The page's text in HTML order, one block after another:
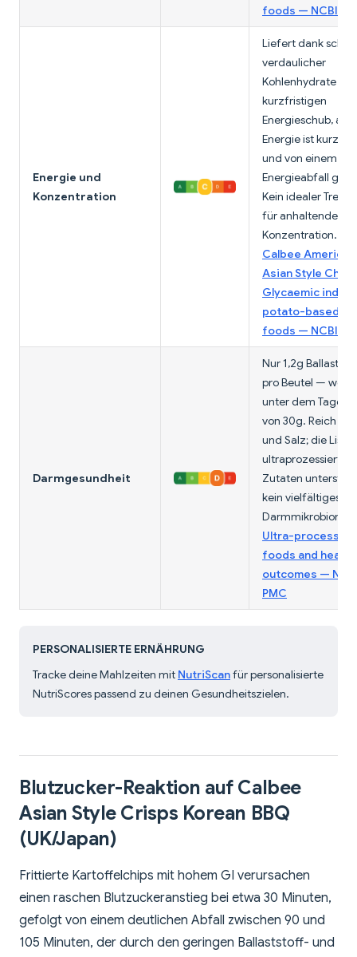
foods — NCBI
Energie und
Konzentration
Liefert dank
verdaulicher
Kohlenhydrate
kurzfristigen
Energieschub,
Energie ist
und von einem
Energieabfall
Kein idealer
für anhaltende
Konzentration.
Calbee America
Asian Style Chips
Glycaemic index
potato-based
foods — NCBI
Darmgesundheit
Nur 1,2g
pro Beutel — weit
unter dem
von 30g. Reich an
und Salz; die Liste
ultraprozessierter
Zutaten
kein vielfältiges
Darmmikrobiom.
Ultra-processed
foods and health
outcomes —
PMC
PERSONALISIERTE ERNÄHRUNG
Tracke deine Mahlzeiten mit NutriScanfür personalisierte
NutriScores passend zu deinen Gesundheitszielen.
Blutzucker-Reaktion auf Calbee
Asian Style Crisps Korean BBQ
(UK/Japan)
Frittierte Kartoffelchips mit hohem GI verursachen
einen raschen Blutzuckeranstieg bei etwa 30 Minuten,
gefolgt von einem deutlichen Abfall zwischen 90 und
105 Minuten, der durch den geringen Ballaststoff- und